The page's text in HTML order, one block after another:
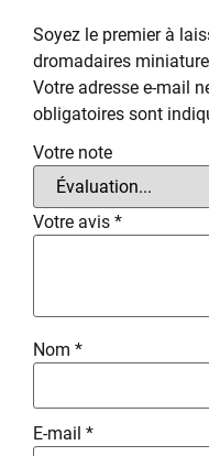
Soyez le premier à
dromadaires
Votre adresse e-mail
obligatoires sont
Votre note
Votre avis *
Nom *
E-mail *